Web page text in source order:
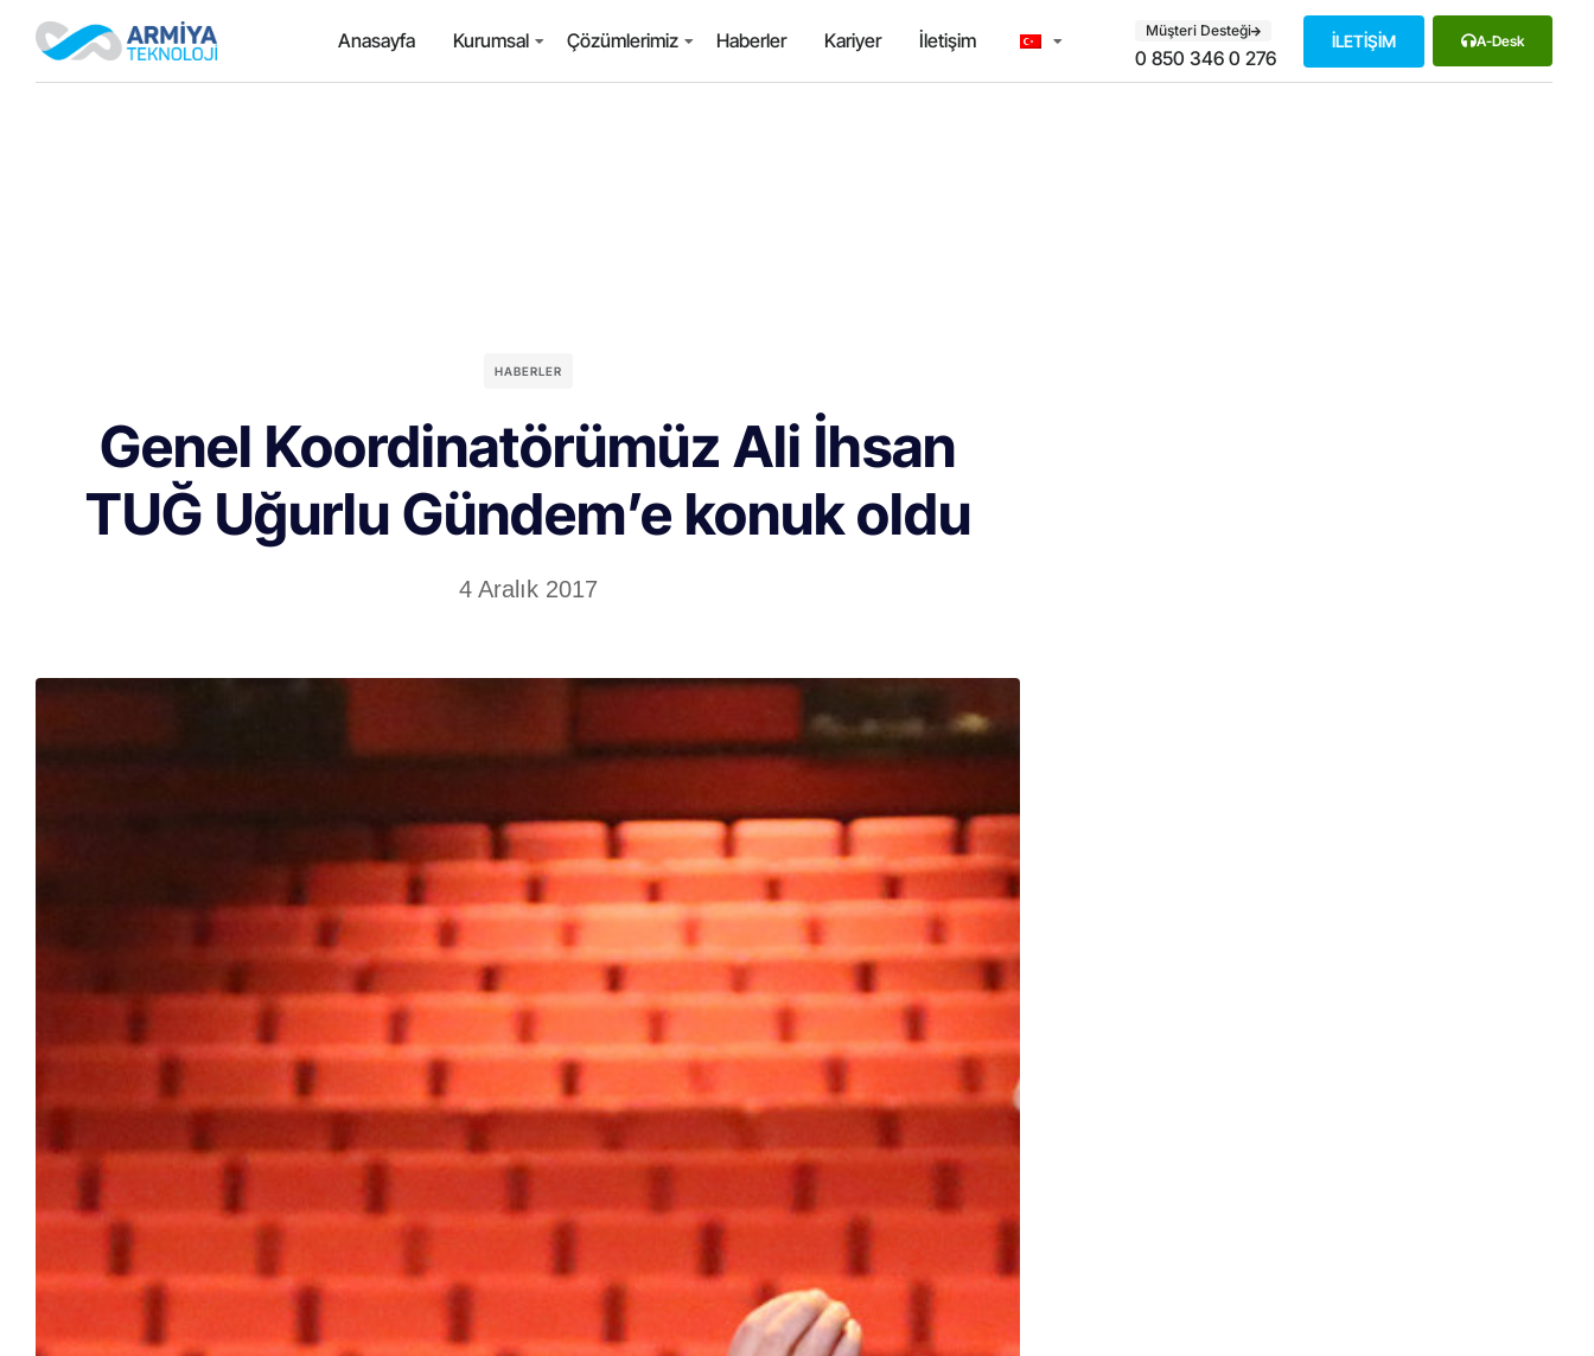
Anasayfa Kurumsal Çözümlerimiz Haberler Kariyer İletişim Müşteri Desteği
0 850 346 0 276
İLETİŞİM A-Desk
HABERLER
Genel Koordinatörümüz Ali İhsan
TUĞ Uğurlu Gündem’e konuk oldu
4 Aralık 2017